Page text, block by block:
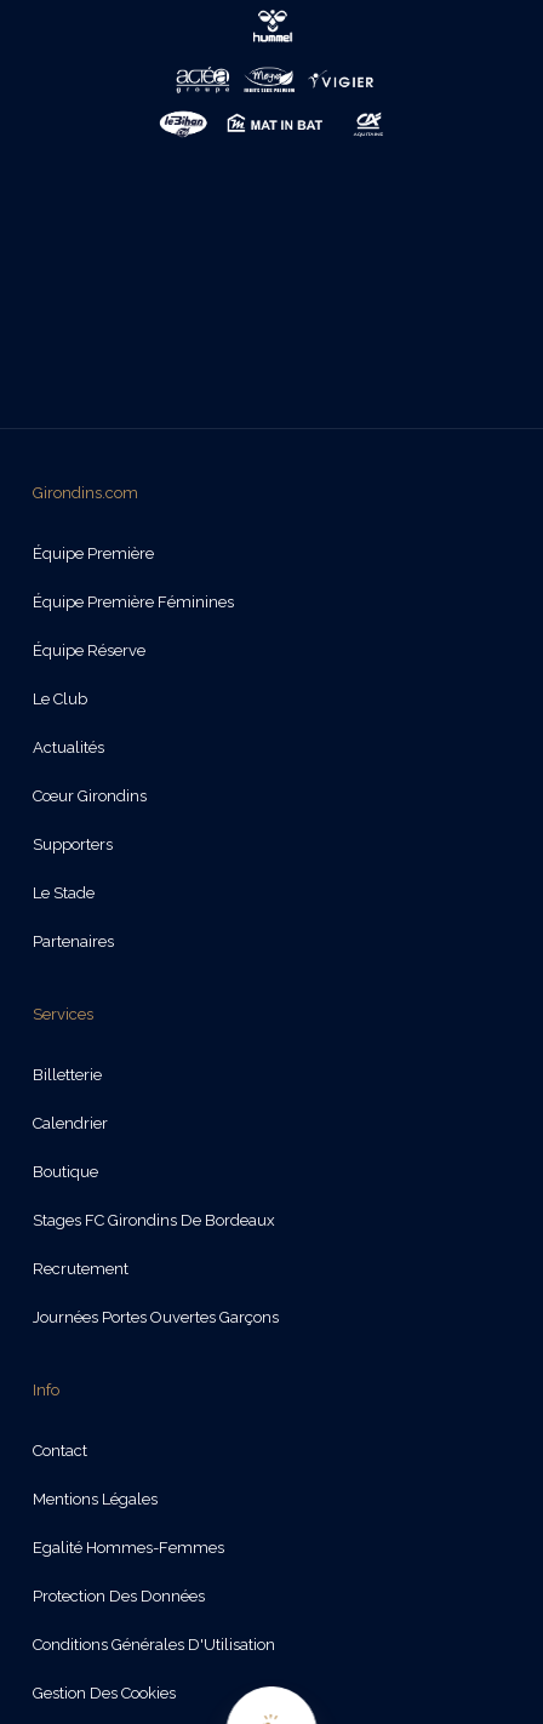
Girondins.com
Équipe Première
Équipe Première Féminines
Équipe Réserve
Le Club
Actualités
Cœur Girondins
Supporters
Le Stade
Partenaires
Services
Billetterie
Calendrier
Boutique
Stages FC Girondins De Bordeaux
Recrutement
Journées Portes Ouvertes Garçons
Info
Contact
Mentions Légales
Egalité Hommes-Femmes
Protection Des Données
Conditions Générales D'Utilisation
Gestion Des Cookies